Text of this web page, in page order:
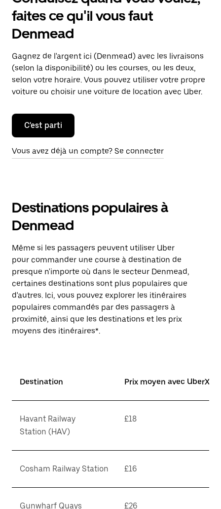
faites ce qu'il vous faut
Denmead
Gagnez de l'argent ici (Denmead) avec les livraisons
(selon la disponibilité) ou les courses, ou les deux,
selon votre horaire. Vous pouvez utiliser votre propre
voiture ou choisir une voiture de location avec Uber.
C'est parti
Vous avez déjà un compte? Se connecter
Destinations populaires à
Denmead
Même si les passagers peuvent utiliser Uber
pour commander une course à destination de
presque n'importe où dans le secteur Denmead,
certaines destinations sont plus populaires que
d'autres. Ici, vous pouvez explorer les itinéraires
populaires commandés par des passagers à
proximité, ainsi que les destinations et les prix
moyens des itinéraires*.
Destination Prix moyen avec UberX*
Havant Railway
Station (HAV)
£18
Cosham Railway Station £16
Gunwharf Quays £26